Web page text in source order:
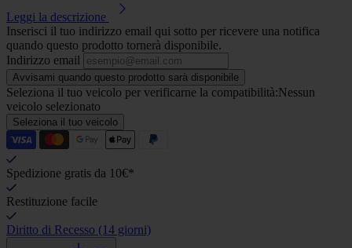
Leggi la descrizione
Inserisci il tuo indirizzo email qui sotto per ricevere una notifica
quando questo prodotto tornerà disponibile.
Indirizzo email
Avvisami quando questo prodotto sarà disponibile
Seleziona il tuo veicolo per verificarne la compatibilità:Nessun
veicolo selezionato
Seleziona il tuo veicolo
Spedizione gratis da 10€*
Restituzione facile
Diritto di Recesso (14 giorni)